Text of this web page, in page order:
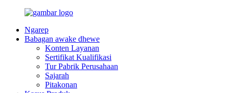
Ngarep
Babagan awake dhewe
Konten Layanan
Sertifikat Kualifikasi
Tur Pabrik Perusahaan
Sajarah
Pitakonan